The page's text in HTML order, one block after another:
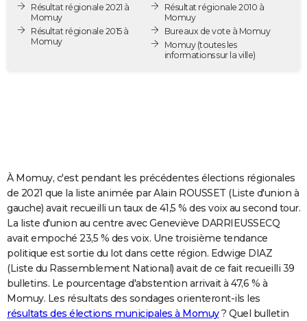
Destinations
City break
Voyage nature
Voyage de noces
Forum
PHOTO
GUIDES D'ACHAT
COPAINS D'AVANT
S'inscrire
Se connecter
Lycées
Collèges
Primaires
Universités
Entreprises
Service militaire
Avis de recherche
AVIS DE DÉCÈS
FORUM
Bricolage
Lifestyle
Culture
Sport
Auto
Television
Voyage
Cinema
Résultat régionale 2021 à
Momuy
Résultat régionale 2015 à
Momuy
Résultat régionale 2010 à
Momuy
Bureaux de vote à Momuy
Momuy(toutes les
informations sur la ville)
À Momuy, c'est pendant les précédentes élections régionales
de 2021 que la liste animée par Alain ROUSSET (Liste d'union à
gauche) avait recueilli un taux de 41,5 % des voix au second tour.
La liste d'union au centre avec Geneviève DARRIEUSSECQ
avait empoché 23,5 % des voix. Une troisième tendance
politique est sortie du lot dans cette région. Edwige DIAZ
(Liste du Rassemblement National) avait de ce fait recueilli 39
bulletins. Le pourcentage d'abstention arrivait à 47,6 % à
Momuy. Les résultats des sondages orienteront-ils les
résultats des élections municipales à Momuy? Quel bulletin